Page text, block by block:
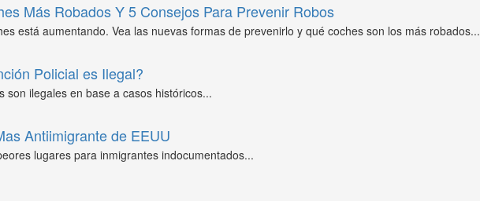
Más Robados Y 5 Consejos Para Prevenir Robos
está aumentando. Vea las nuevas formas de prevenirlo y qué coches son los más robados...
Policial es Ilegal?
son ilegales en base a casos históricos...
Antiimigrante de EEUU
lugares para inmigrantes indocumentados...